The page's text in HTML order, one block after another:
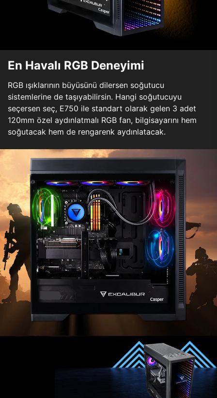
En Havalı RGB Deneyimi
RGB ışıklarının büyüsünü dilersen soğutucu
sistemlerine de taşıyabilirsin. Hangi soğutucuyu
seçersen seç, E750 ile standart olarak gelen 3 adet
120mm özel aydınlatmalı RGB fan, bilgisayarını hem
soğutacak hem de rengarenk aydınlatacak.